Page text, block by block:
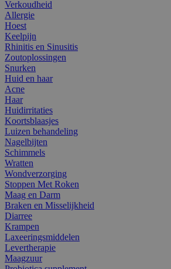
Verkoudheid
Allergie
Hoest
Keelpijn
Rhinitis en Sinusitis
Zoutoplossingen
Snurken
Huid en haar
Acne
Haar
Huidirritaties
Koortsblaasjes
Luizen behandeling
Nagelbijten
Schimmels
Wratten
Wondverzorging
Stoppen Met Roken
Maag en Darm
Braken en Misselijkheid
Diarree
Krampen
Laxeeringsmiddelen
Levertherapie
Maagzuur